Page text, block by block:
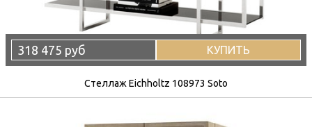
318 475 руб КУПИТЬ
Стеллаж Eichholtz 108973 Soto